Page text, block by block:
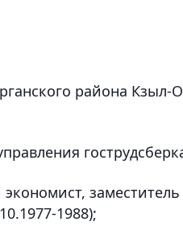
района Кзыл-
1988);